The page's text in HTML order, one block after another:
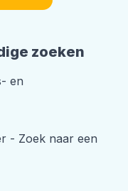
zoeken
en
- Zoek naar een